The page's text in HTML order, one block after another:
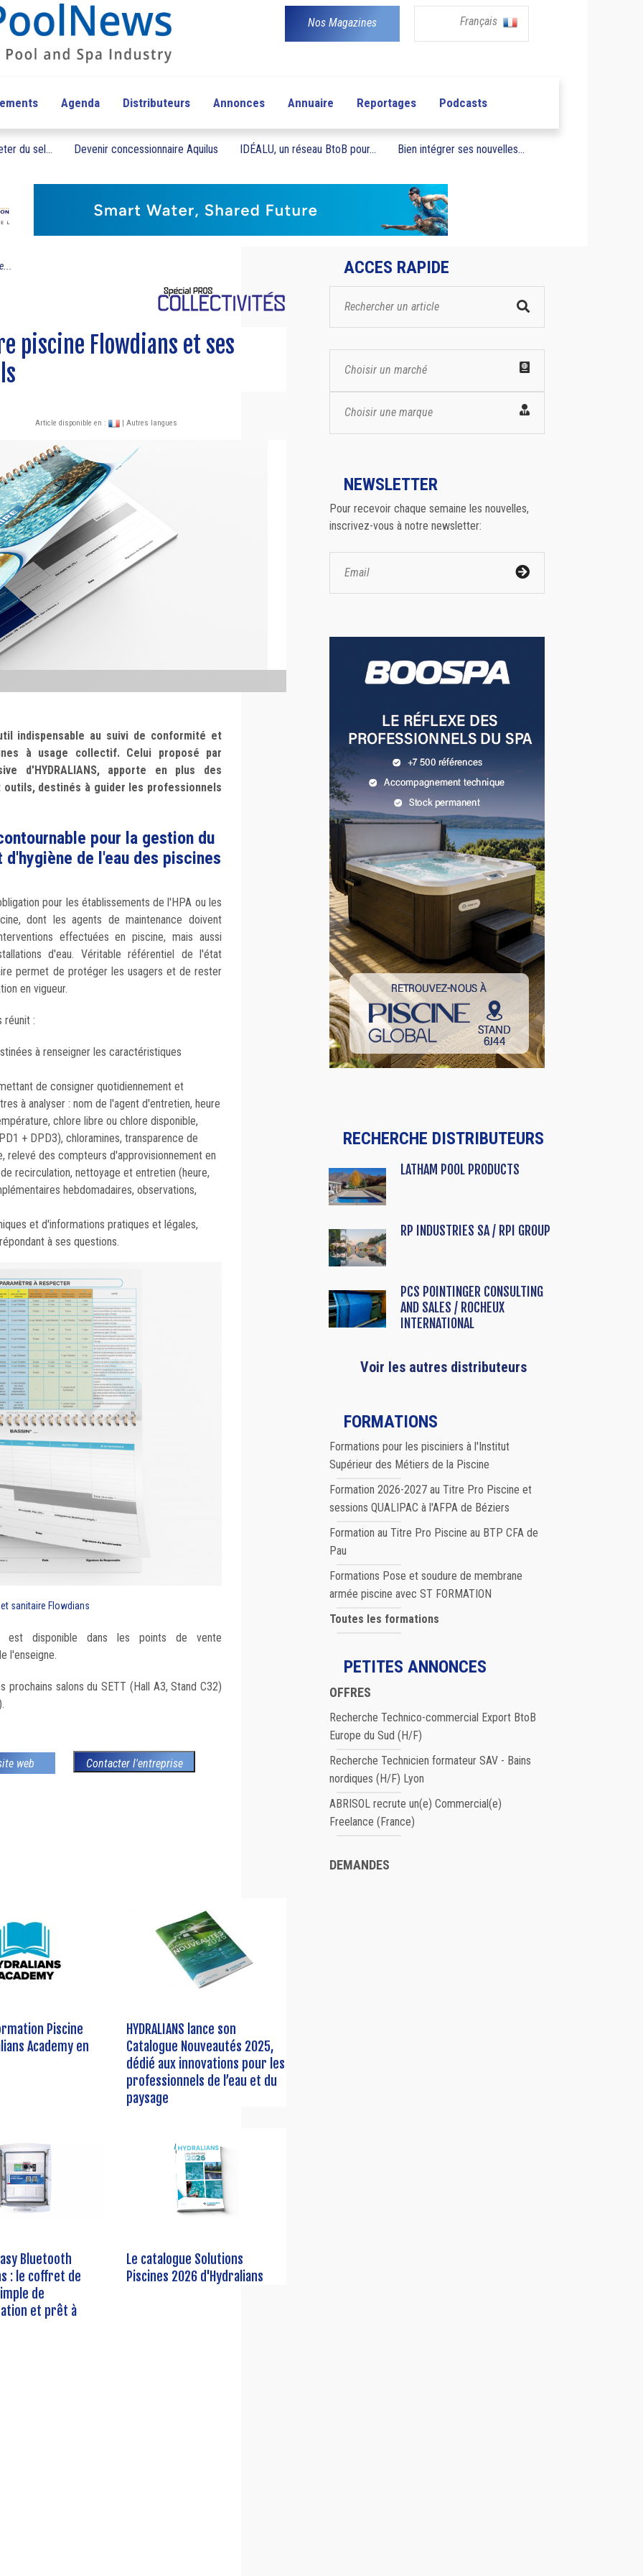
Nos Magazines Français
Agenda Distributeurs Annonces Annuaire Reportages Podcasts
du sel... Devenir concessionnaire Aquilus IDÉALU, un réseau BtoB pour... Bien intégrer ses nouvelles...
piscine Flowdians et ses
Article disponible en : | Autres langues
indispensable au suivi de conformité et
à usage collectif. Celui proposé par
d'HYDRALIANS, apporte en plus des
destinés à guider les professionnels
pour la gestion du
de l'eau des piscines
pour les établissements de l'HPA ou les
dont les agents de maintenance doivent
effectuées en piscine, mais aussi
d'eau. Véritable référentiel de l'état
permet de protéger les usagers et de rester
en vigueur.
réunit :
à renseigner les caractéristiques
de consigner quotidiennement et
à analyser : nom de l'agent d'entretien, heure
chlore libre ou chlore disponible,
+ DPD3), chloramines, transparence de
relevé des compteurs d'approvisionnement en
recirculation, nettoyage et entretien (heure,
hebdomadaires, observations,
et d'informations pratiques et légales,
à ses questions.
sanitaire Flowdians
est disponible dans les points de vente
l'enseigne.
prochains salons du SETT (Hall A3, Stand C32)
web Contacter l'entreprise
Piscine
Academy en
HYDRALIANS lance son
Catalogue Nouveautés 2025,
dédié aux innovations pour les
professionnels de l’eau et du
paysage
Bluetooth
: le coffret de
de
et prêt à
Le catalogue Solutions
Piscines 2026 d'Hydralians
ACCES RAPIDE
Choisir un marché
Choisir une marque
NEWSLETTER
Pour recevoir chaque semaine les nouvelles,
inscrivez-vous à notre newsletter:
RECHERCHE DISTRIBUTEURS
LATHAM POOL PRODUCTS
RP INDUSTRIES SA / RPI GROUP
PCS POINTINGER CONSULTING
AND SALES / ROCHEUX
INTERNATIONAL
Voir les autres distributeurs
FORMATIONS
Formations pour les pisciniers à l'Institut
Supérieur des Métiers de la Piscine
Formation 2026-2027 au Titre Pro Piscine et
sessions QUALIPAC à l'AFPA de Béziers
Formation au Titre Pro Piscine au BTP CFA de
Pau
Formations Pose et soudure de membrane
armée piscine avec ST FORMATION
Toutes les formations
PETITES ANNONCES
OFFRES
Recherche Technico-commercial Export BtoB
Europe du Sud (H/F)
Recherche Technicien formateur SAV - Bains
nordiques (H/F) Lyon
ABRISOL recrute un(e) Commercial(e)
Freelance (France)
DEMANDES